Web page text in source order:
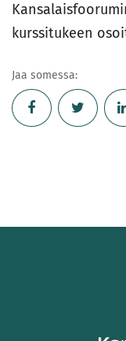
kurssitukeen
Jaa somessa: